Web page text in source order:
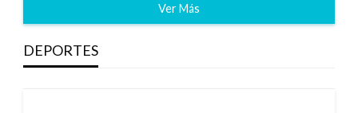
Ver Más
DEPORTES